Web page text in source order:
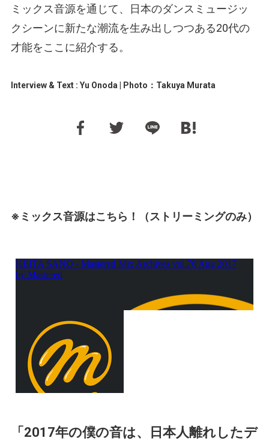
ミックス音源を通じて、日本のダンスミュージッ
クシーンに新たな潮流を生み出しつつある20代の
才能をここに紹介する。
Interview & Text : Yu Onoda | Photo：Takuya Murata
※ミックス音源はこちら！（ストリーミングのみ）
「2017年の僕の音は、日本人離れしたデ